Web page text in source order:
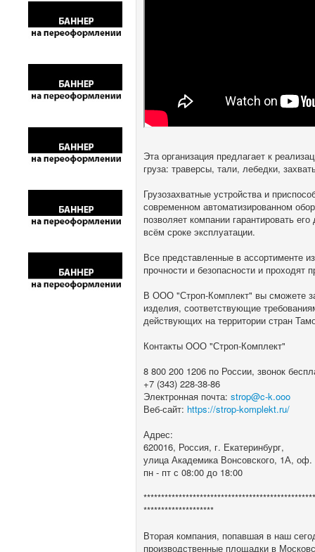
Эта организация предлагает к
груза: траверсы, тали, лебедки,
Грузозахватные устройства и
современном автоматизированном
позволяет компании гарантировать
всём сроке эксплуатации.
Все представленные в ассортименте
прочности и безопасности и проходят
В ООО "Строп-Комплект" вы сможете
изделия, соответствующие
действующих на территории стран
Контакты ООО "Строп-Комплект"
8 800 200 1206 по России, звонок
+7 (343) 228-38-86
Электронная почта:strop@c-k.ooo
Веб-сайт: https://strop-komplekt.ru/
Адрес:
620016, Россия, г. Екатеринбург,
улица Академика Вонсовского, 1А, оф.
пн - пт с 08:00 до 18:00
********************
Вторая компания, попавшая в наш
производственные площадки в